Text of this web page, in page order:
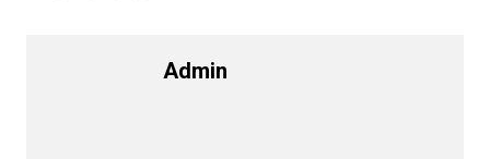
Admin